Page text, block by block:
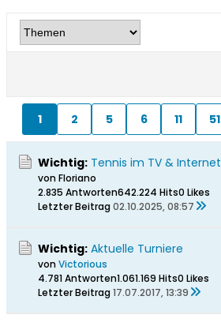
1 2 5 6 11 51
Wichtig: Tennis im TV & Internet
von Floriano
2.835 Antworten642.224 Hits0 Likes
Letzter Beitrag02.10.2025, 08:57
Wichtig: Aktuelle Turniere
vonVictorious
4.781 Antworten1.061.169 Hits0 Likes
Letzter Beitrag17.07.2017, 13:39